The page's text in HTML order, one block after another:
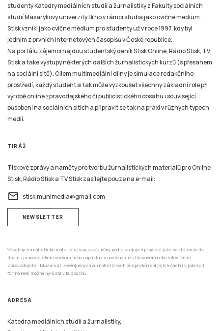
studenty Katedry mediálních studií a žurnalistiky z Fakulty sociálních
studií Masarykovy univerzity Brno v rámci studia jako cvičné médium.
Stisk vznikl jako cvičné médium pro studenty už v roce 1997, kdy byl
jedním z prvních internetových časopisů v České republice.
Na portálu zájemci najdou studentský deník Stisk Online, Rádio Stisk, TV
Stisk a také výstupy některých dalších žurnalistických kurzů (s přesahem
na sociální sítě). Cílem multimediální dílny je simulace redakčního
prostředí, každý student si tak může vyzkoušet všechny základní role při
výrobě online zpravodajského či publicistického obsahu i související
působení na sociálních sítích a připravit se tak na praxi v různých typech
médií.
TIRÁŽ
Tiskové zprávy a náměty pro tvorbu žurnalistických materiálů pro Online
Stisk, Rádio Stisk a TV Stisk zasílejte pouze na e-mail:
email stisk.munimedia@gmail.com
NEWSLETTER
Všechny žurnalistické materiály jsou zveřejněny podle stejných pravidel jako na kterémkoliv
jiném zpravodajském serveru nebo například v novinách, rozhlasovém nebo televizním
zpravodajství. Mazání už zveřejněných žurnalistických příspěvků (ani jejich částí) v jakékoli
formě není možné nyní ani v budoucnu.
ADRESA
Katedra mediálních studií a žurnalistiky,